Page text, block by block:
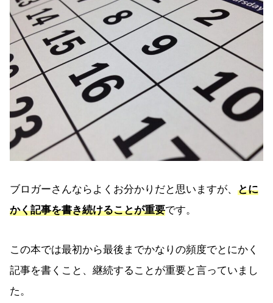
ブロガーさんならよくお分かりだと思いますが、 とに
かく記事を書き続けることが重要です。
この本では最初から最後までかなりの頻度でとにかく
記事を書くこと、継続することが重要と言っていまし
た。